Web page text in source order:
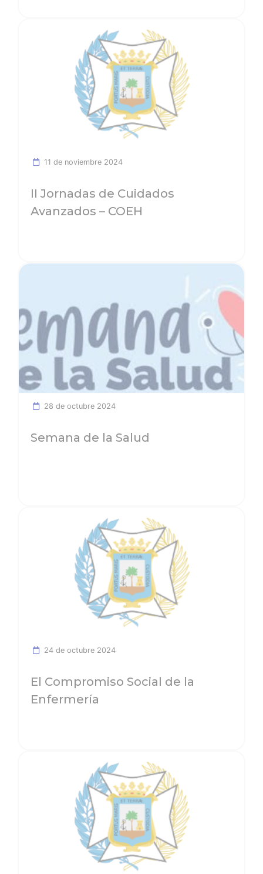
11 de noviembre 2024
II Jornadas de Cuidados
Avanzados – COEH
28 de octubre 2024
Semana de la Salud
Ver noticia
24 de octubre 2024
El Compromiso Social de la
Enfermería